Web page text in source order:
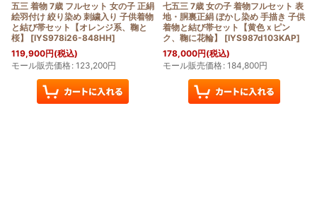
五三 着物 7歳 フルセット 女の子 正絹
絵羽付け 絞り染め 刺繍入り 子供着物
と結び帯セット【オレンジ系、鞠と
桜】
[IYS978i26-848HH]
119,900円(税込)
モール販売価格: 123,200円
七五三 7歳 女の子 着物フルセット 表
地・胴裏正絹 ぼかし染め 手描き 子供
着物と結び帯セット【黄色ｘピン
ク、鞠に花輪】
[IYS987d103KAP]
178,000円(税込)
モール販売価格: 184,800円